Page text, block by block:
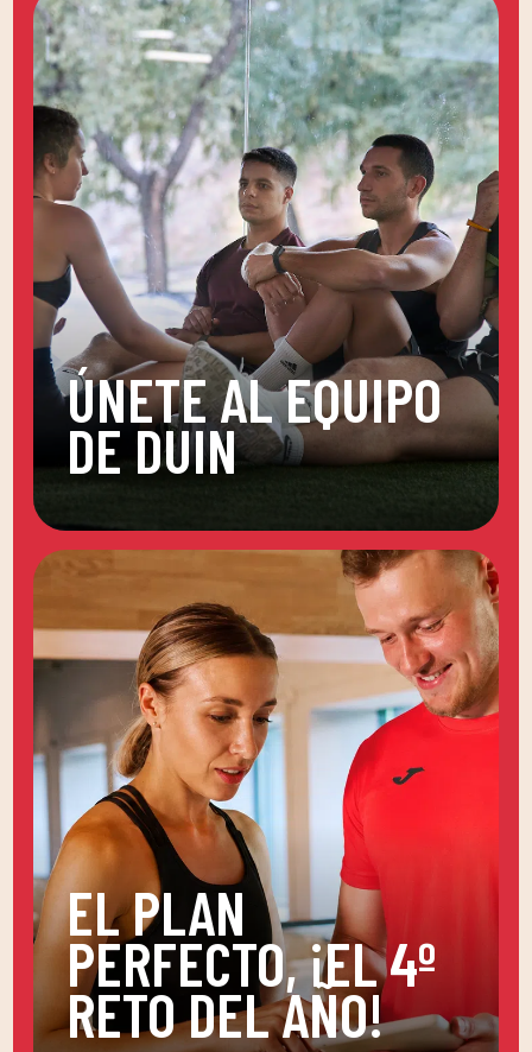
ÚNETE AL EQUIPO
DE DUIN
EL PLAN
PERFECTO, ¡EL 4º
RETO DEL AÑO!